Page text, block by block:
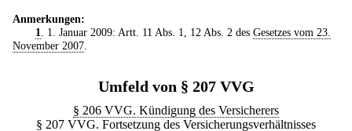
Anmerkungen:
1
. 1. Januar 2009: Artt. 11 Abs. 1, 12 Abs. 2 des Gesetzes vom 23.
November 2007
Umfeld von § 207 VVG
§ 206 VVG. Kündigung des Versicherers
§ 207 VVG. Fortsetzung des Versicherungsverhältnisses